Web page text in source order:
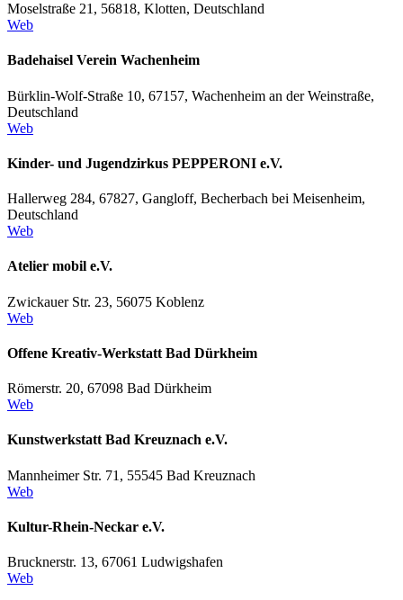
Moselstraße 21, 56818, Klotten, Deutschland
Web
Badehaisel Verein Wachenheim
Bürklin-Wolf-Straße 10, 67157, Wachenheim an der Weinstraße,
Deutschland
Web
Kinder- und Jugendzirkus PEPPERONI e.V.
Hallerweg 284, 67827, Gangloff, Becherbach bei Meisenheim,
Deutschland
Web
Atelier mobil e.V.
Zwickauer Str. 23, 56075 Koblenz
Web
Offene Kreativ-Werkstatt Bad Dürkheim
Römerstr. 20, 67098 Bad Dürkheim
Web
Kunstwerkstatt Bad Kreuznach e.V.
Mannheimer Str. 71, 55545 Bad Kreuznach
Web
Kultur-Rhein-Neckar e.V.
Brucknerstr. 13, 67061 Ludwigshafen
Web